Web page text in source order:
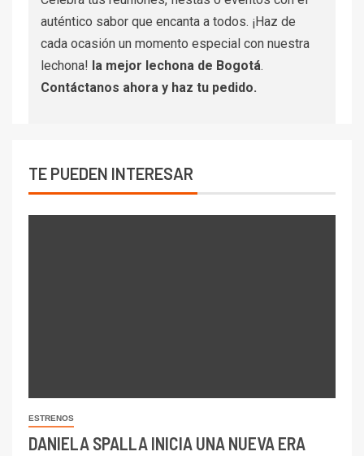
auténtico sabor que encanta a todos. ¡Haz de
cada ocasión un momento especial con nuestra
lechona! la mejor lechona de Bogotá.
Contáctanos ahora y haz tu pedido.
TE PUEDEN INTERESAR
ESTRENOS
DANIELA SPALLA INICIA UNA NUEVA ERA